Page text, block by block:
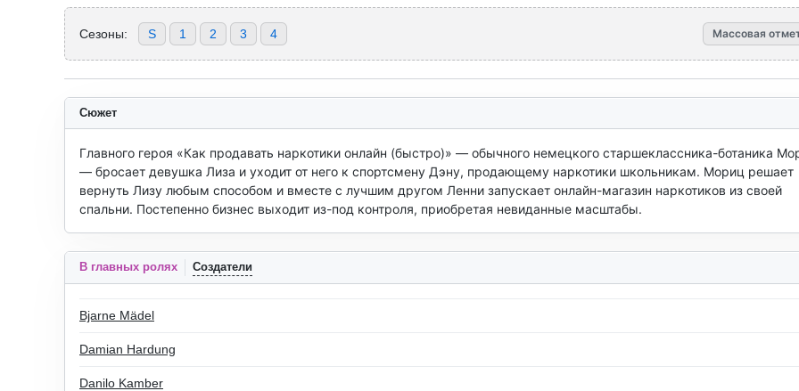
Сезоны: S 1 2 3 4 Массовая
Сюжет
Главного героя «Как продавать наркотики онлайн (быстро)» — обычного немецкого старшеклассника-ботаника
— бросает девушка Лиза и уходит от него к спортсмену Дэну, продающему наркотики школьникам. Мориц решает
вернуть Лизу любым способом и вместе с лучшим другом Ленни запускает онлайн-магазин наркотиков из своей
спальни. Постепенно бизнес выходит из-под контроля, приобретая невиданные масштабы.
В главных ролях Создатели
Bjarne Mädel
Damian Hardung
Danilo Kamber